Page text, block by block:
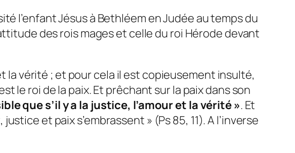
l’enfant Jésus à Bethléem en Judée au temps du
des rois mages et celle du roi Hérode devant
la vérité ; et pour cela il est copieusement insulté,
le roi de la paix. Et prêchant sur la paix dans son
que s’il y a la justice, l’amour et la vérité». Et
et paix s’embrassent » (Ps 85, 11). A l’inverse